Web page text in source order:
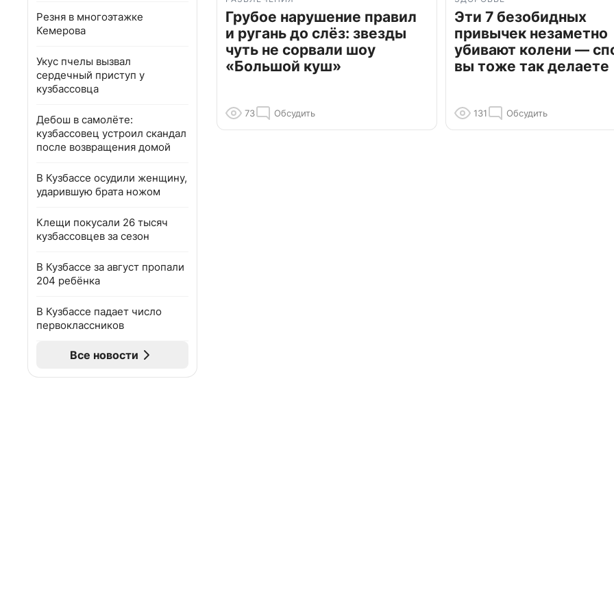
Резня в многоэтажке
Кемерова
Укус пчелы вызвал
сердечный приступ у
кузбассовца
Дебош в самолёте:
кузбассовец устроил скандал
после возвращения домой
В Кузбассе осудили женщину,
ударившую брата ножом
Клещи покусали 26 тысяч
кузбассовцев за сезон
В Кузбассе за август пропали
204 ребёнка
В Кузбассе падает число
первоклассников
Все новости
Грубое нарушение правил
и ругань до слёз: звезды
чуть не сорвали шоу
«Большой куш»
73 Обсудить
Эти 7 безобидных
привычек незаметно
убивают колени —
вы тоже так делаете
131 Обсудить